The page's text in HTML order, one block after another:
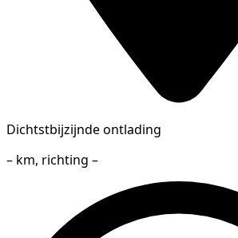
Dichtstbijzijnde ontlading
– km, richting –